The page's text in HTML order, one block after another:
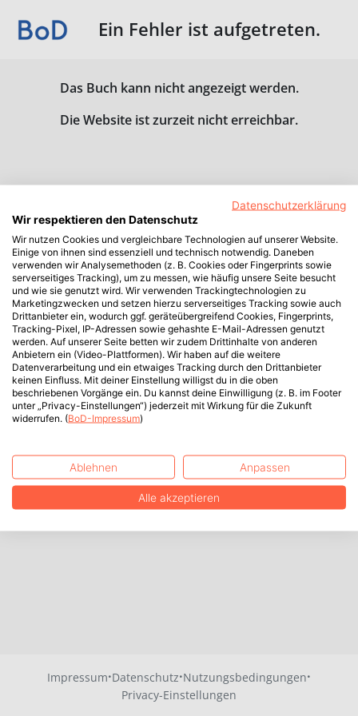
Ein Fehler ist aufgetreten.
Das Buch kann nicht angezeigt werden.
Die Website ist zurzeit nicht erreichbar.
Impressum·Datenschutz·Nutzungsbedingungen·
Privacy-Einstellungen
Datenschutzerklärung
Wir respektieren den Datenschutz
Wir nutzen Cookies und vergleichbare Technologien auf unserer Website.
Einige von ihnen sind essenziell und technisch notwendig. Daneben
verwenden wir Analysemethoden (z. B. Cookies oder Fingerprints sowie
serverseitiges Tracking), um zu messen, wie häufig unsere Seite besucht
und wie sie genutzt wird. Wir verwenden Trackingtechnologien zu
Marketingzwecken und setzen hierzu serverseitiges Tracking sowie auch
Drittanbieter ein, wodurch ggf. geräteübergreifend Cookies, Fingerprints,
Tracking-Pixel, IP-Adressen sowie gehashte E-Mail-Adressen genutzt
werden. Auf unserer Seite betten wir zudem Drittinhalte von anderen
Anbietern ein (Video-Plattformen). Wir haben auf die weitere
Datenverarbeitung und ein etwaiges Tracking durch den Drittanbieter
keinen Einfluss. Mit deiner Einstellung willigst du in die oben
beschriebenen Vorgänge ein. Du kannst deine Einwilligung (z. B. im Footer
unter „Privacy-Einstellungen“) jederzeit mit Wirkung für die Zukunft
widerrufen. (BoD-Impressum)
Ablehnen Anpassen
Alle akzeptieren